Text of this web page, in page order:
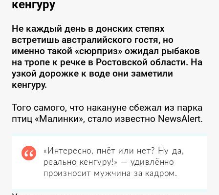
кенгуру
Не каждый день в донских степях
встретишь австралийского гостя, но
именно такой «сюрприз» ожидал рыбаков
на тропе к речке в Ростовской области. На
узкой дорожке к воде они заметили
кенгуру.
Того самого, что накануне сбежал из парка
птиц «Малинки», стало известно NewsAlert.
«Интересно, пнёт или нет? Ну да,
реально кенгуру!» — удивлённо
произносит мужчина за кадром.